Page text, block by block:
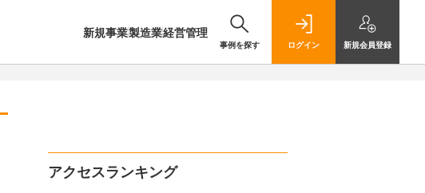
新規事業製造業経営管理
事例を探す ログイン 新規会員登録
アクセスランキング